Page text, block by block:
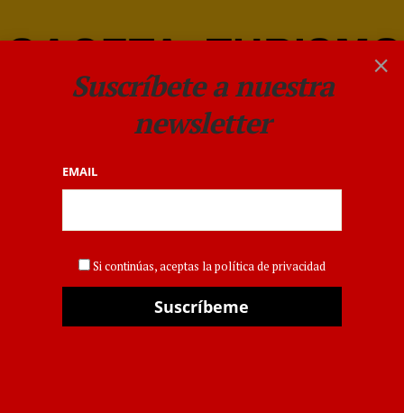
Soltour refuerza su
operativa de verano a
×
Suscríbete a nuestra
newsletter
EMAIL
Si continúas, aceptas la política de privacidad